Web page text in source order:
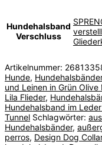
Hundehalsband
Verschluss
Artikelnummer:
Hunde,
und Leinen in Grün Olive
Lila Flieder,
Hundehalsband im
Tunnel Schlagwörter:
Hundehalsbänder,
perros, Design Dog Collar